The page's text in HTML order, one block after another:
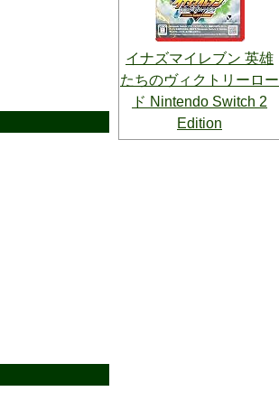
イナズマイレブン 英雄
たちのヴィクトリーロー
ド Nintendo Switch 2
Edition